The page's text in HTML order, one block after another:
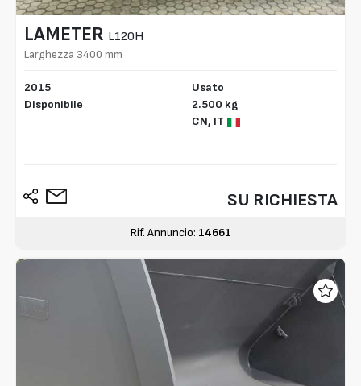
LAMETER L120H
Larghezza 3400 mm
2015
Disponibile
Usato
2.500 kg
CN, IT
SU RICHIESTA
Rif. Annuncio: 14661